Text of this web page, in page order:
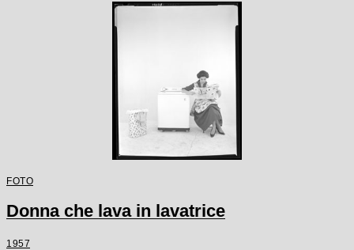
FOTO
Donna che lava in lavatrice
1957